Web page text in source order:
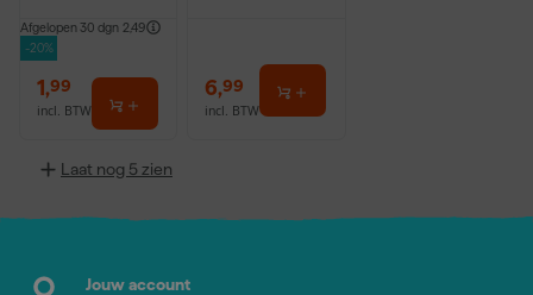
Afgelopen 30 dgn 2,49
-20%
1,99
incl. BTW
6,99
incl. BTW
Laat nog 5 zien
Jouw account